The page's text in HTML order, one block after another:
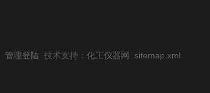
管理登陆 技术支持： 化工仪器网 sitemap.xml